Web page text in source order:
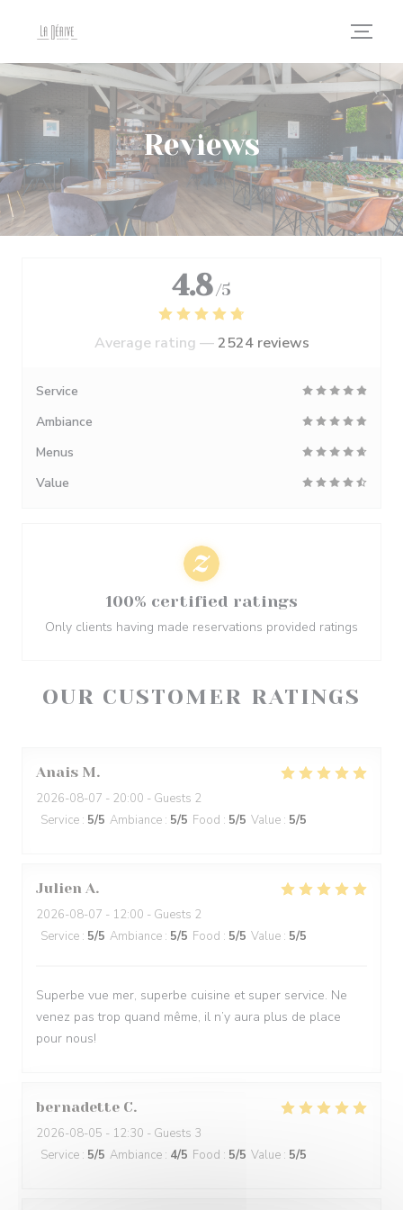
Reviews
OUR CUSTOMER RATINGS
Anais M
2026-08-07 - 20:00 - Guests 2
Service : 5/5 Ambiance : 5/5 Food : 5/5 Value : 5/5
Julien A
2026-08-07 - 12:00 - Guests 2
Service : 5/5 Ambiance : 5/5 Food : 5/5 Value : 5/5
Superbe vue mer, superbe cuisine et super service. Ne
venez pas trop quand même, il n’y aura plus de place
pour nous!
bernadette C
2026-08-05 - 12:30 - Guests 3
Service : 5/5 Ambiance : 4/5 Food : 5/5 Value : 5/5
4.8 /5
Average rating —2524 reviews
Service
Ambiance
Menus
Value
100% certified ratings
Only clients having made reservations provided ratings